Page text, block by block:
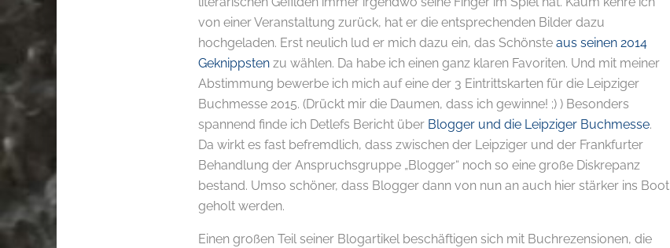
von einer Veranstaltung zurück, hat er die entsprechenden Bilder dazu
hochgeladen. Erst neulich lud er mich dazu ein, das Schönste aus seinen 2014
Geknippsten zu wählen. Da habe ich einen ganz klaren Favoriten. Und mit meiner
Abstimmung bewerbe ich mich auf eine der 3 Eintrittskarten für die Leipziger
Buchmesse 2015. (Drückt mir die Daumen, dass ich gewinne! ;) ) Besonders
spannend finde ich Detlefs Bericht über Blogger und die Leipziger Buchmesse.
Da wirkt es fast befremdlich, dass zwischen der Leipziger und der Frankfurter
Behandlung der Anspruchsgruppe „Blogger“ noch so eine große Diskrepanz
bestand. Umso schöner, dass Blogger dann von nun an auch hier stärker ins Boot
geholt werden.
Einen großen Teil seiner Blogartikel beschäftigen sich mit Buchrezensionen, die